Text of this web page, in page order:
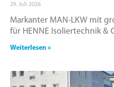
29. Juli 2026
Markanter MAN-LKW mit
für HENNE Isoliertechnik &
Weiterlesen »